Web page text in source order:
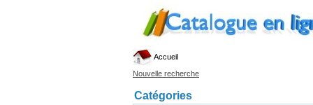
Accueil
Nouvelle recherche
Catégories